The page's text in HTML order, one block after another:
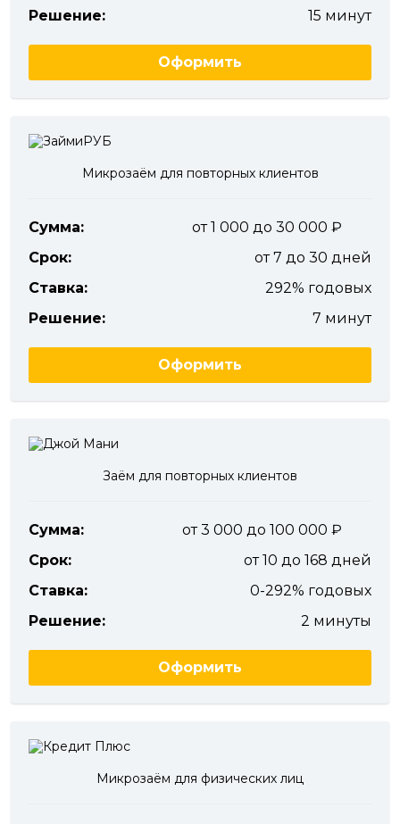
Решение:
15 минут
Оформить
Микрозаём для повторных клиентов
Сумма:
от 1 000 до 30 000
Срок:
от 7 до 30 дней
Ставка:
292% годовых
Решение:
7 минут
Оформить
Заём для повторных клиентов
Сумма:
от 3 000 до 100 000
Срок:
от 10 до 168 дней
Ставка:
0-292% годовых
Решение:
2 минуты
Оформить
Микрозаём для физических лиц